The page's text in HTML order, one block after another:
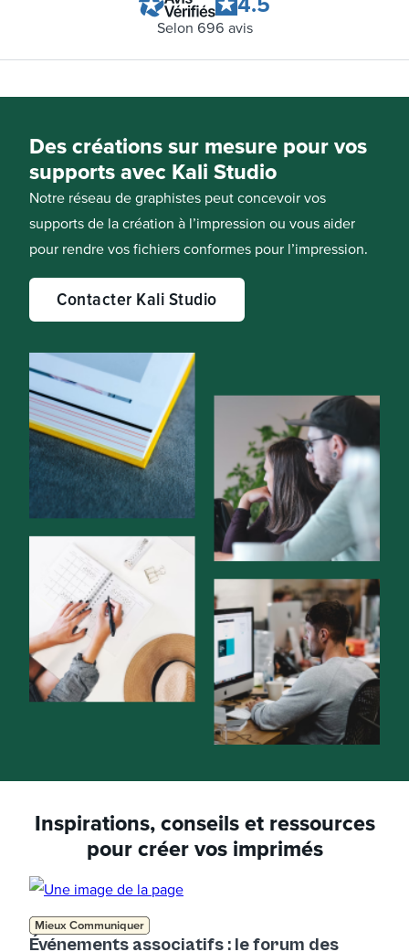
Selon 696 avis
Des créations sur mesure pour vos
supports avec Kali Studio
Notre réseau de graphistes peut concevoir vos
supports de la création à l’impression ou vous aider
pour rendre vos fichiers conformes pour l’impression.
Contacter Kali Studio
Inspirations, conseils et ressources
pour créer vos imprimés
Mieux Communiquer
Événements associatifs : le forum des